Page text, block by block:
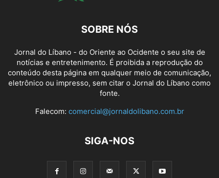
SOBRE NÓS
Jornal do Líbano - do Oriente ao Ocidente o seu site de
notícias e entretenimento. É proibida a reprodução do
conteúdo desta página em qualquer meio de comunicação,
eletrônico ou impresso, sem citar o Jornal do Líbano como
fonte.
Falecom: comercial@jornaldolibano.com.br
SIGA-NOS